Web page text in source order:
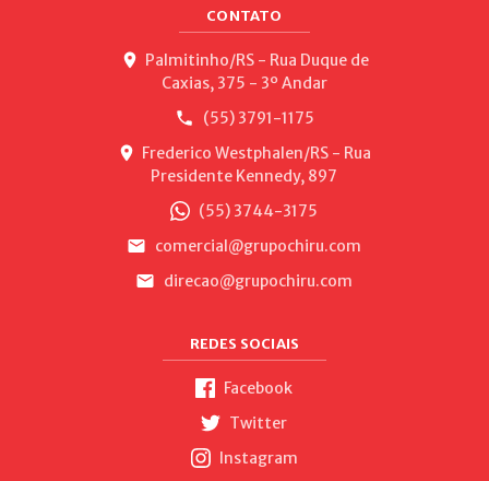
CONTATO
Palmitinho/RS - Rua Duque de
Caxias, 375 - 3º Andar
(55) 3791-1175
Frederico Westphalen/RS - Rua
Presidente Kennedy, 897
(55) 3744-3175
comercial@grupochiru.com
direcao@grupochiru.com
REDES SOCIAIS
Facebook
Twitter
Instagram